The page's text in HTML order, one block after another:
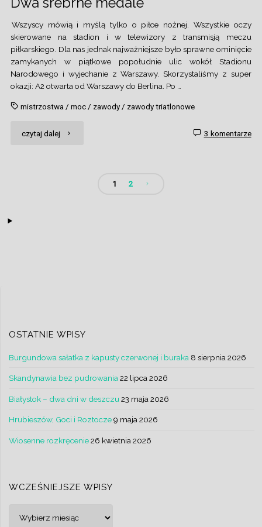
Wszyscy mówią i myślą tylko o piłce nożnej. Wszystkie oczy
skierowane na stadion i w telewizory z transmisją meczu
piłkarskiego. Dla nas jednak najważniejsze było sprawne ominięcie
zamykanych w piątkowe popołudnie ulic wokół Stadionu
Narodowego i wyjechanie z Warszawy. Skorzystaliśmy z super
okazji: A2 otwarta od Warszawy do Berlina. Po …
mistrzostwa / moc/ zawody/ zawody triatlonowe
czytaj dalej "Dwa 3 komentarze
1 2
OSTATNIE WPISY
Burgundowa sałatka z kapusty czerwonej i buraka 8 sierpnia 2026
Skandynawia bez pudrowania 22 lipca 2026
Białystok – dwa dni w deszczu 23 maja 2026
Hrubieszów, Goci i Roztocze 9 maja 2026
Wiosenne rozkręcenie 26 kwietnia 2026
WCZEŚNIEJSZE WPISY
wpisy